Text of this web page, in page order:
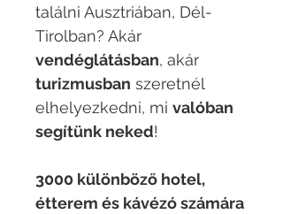
találni Ausztriában, Dél-
Tirolban? Akár
vendéglátásban, akár
turizmusban szeretnél
elhelyezkedni, mi valóban
segítünk neked!
3000 különböző hotel,
étterem és kávézó számára